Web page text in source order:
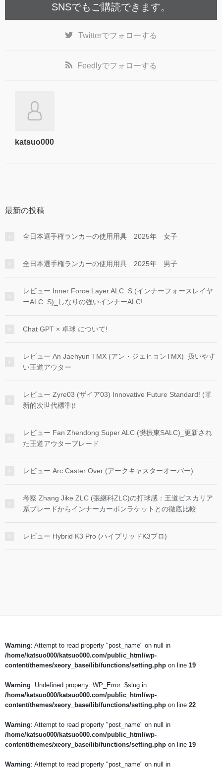
SNSでもご購読できます。
Twitterでフォローする
Feedlyでフォローする
katsuo000
最新の投稿
全日本選手権ランカーの使用用具 2025年 女子
全日本選手権ランカーの使用用具 2025年 男子
レビュー Inner Force Layer ALC. S (インナーフォースレイヤ
ーALC. S)_しなりの強いインナーALC!
Chat GPT × 卓球 について!
レビュー An Jaehyun TMX (アン・ジェヒョンTMX)_扱いやす
い王道アウター
レビュー Zyre03 (ザイア03) Innovative Future Standard! (革
新的次世代標準)!
レビュー Fan Zhendong Super ALC (樊振東SALC)_更新され
た王道アウターブレード
レビュー Arc Caster Over (アークキャスターオーバー)
考察 Zhang Jike ZLC (張継科ZLC)の打球感：王道ビスカリア
系ブレードからインナーカーボンラケットとの徹底比較
レビュー Hybrid K3 Pro (ハイブリッドK3プロ)
Warning: Attempt to read property "post_name" on null in
/home/katsuo000/katsuo000.com/public_html/wp-
content/themes/xeory_base/lib/functions/setting.php on line 19
Warning: Undefined property: WP_Error::$slug in
/home/katsuo000/katsuo000.com/public_html/wp-
content/themes/xeory_base/lib/functions/setting.php on line 22
Warning: Attempt to read property "post_name" on null in
/home/katsuo000/katsuo000.com/public_html/wp-
content/themes/xeory_base/lib/functions/setting.php on line 19
Warning: Attempt to read property "post_name" on null in